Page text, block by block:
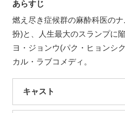
あらすじ
燃え尽き症候群の麻酔科医の
扮)と、人生最大のスランプに
ヨ・ジョンウ(パク・ヒョンシ
カル・ラブコメディ。
キャスト